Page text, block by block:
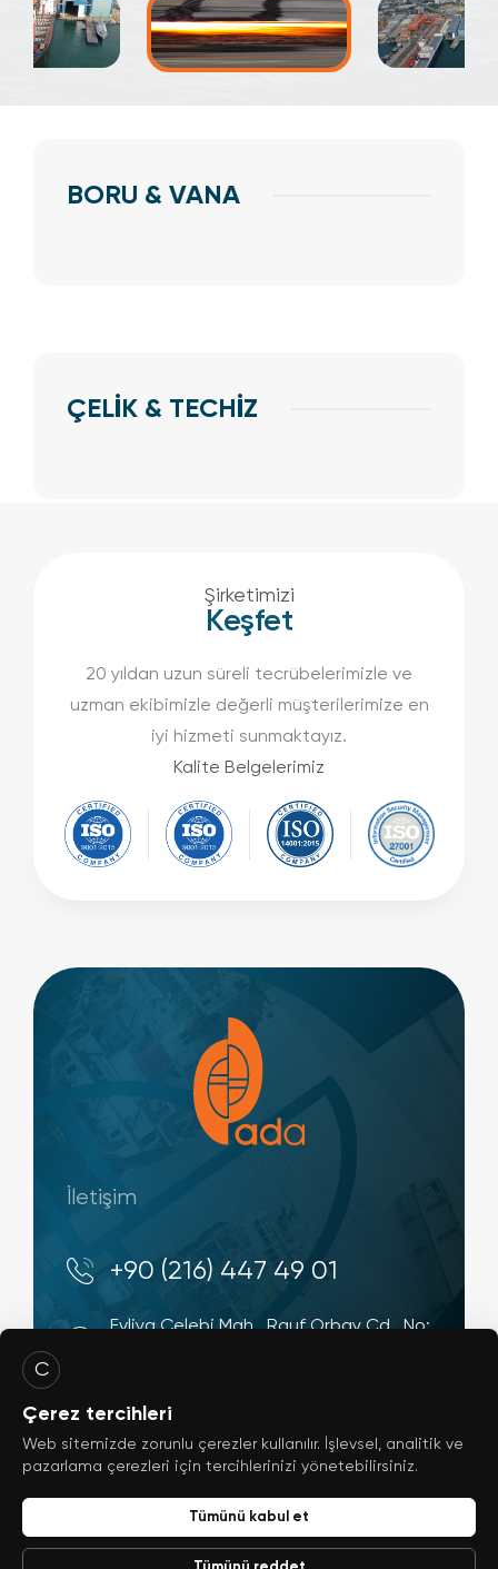
BORU & VANA
ÇELİK & TECHİZ
Şirketimizi
Keşfet
20 yıldan uzun süreli tecrübelerimizle ve
uzman ekibimizle değerli müşterilerimize en
iyi hizmeti sunmaktayız.
Kalite Belgelerimiz
İletişim
+90 (216) 447 49 01
Evliya Çelebi Mah., Rauf Orbay Cd., No:
info@ada-shipyard.com
© 2026ada-shipyard.com
C
Çerez tercihleri
Web sitemizde zorunlu çerezler kullanılır. İşlevsel, analitik ve
pazarlama çerezleri için tercihlerinizi yönetebilirsiniz.
Tümünü kabul et